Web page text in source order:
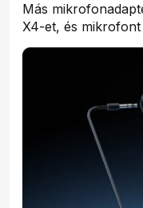
Más
X4-et, és